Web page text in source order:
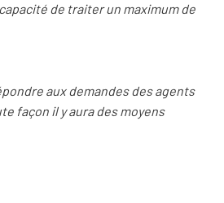
de traiter un maximum de
aux demandes des agents
façon il y aura des moyens